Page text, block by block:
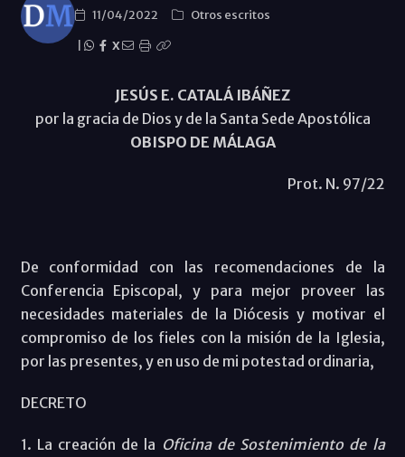
11/04/2022
Otros escritos
X
JESÚS E. CATALÁ IBÁÑEZ
por la gracia de Dios y de la Santa Sede Apostólica
OBISPO DE MÁLAGA
Prot. N. 97/22
De conformidad con las recomendaciones de la
Conferencia Episcopal, y para mejor proveer las
necesidades materiales de la Diócesis y motivar el
compromiso de los fieles con la misión de la Iglesia,
por las presentes, y en uso de mi potestad ordinaria,
DECRETO
1. La creación de la Oficina de Sostenimiento de la